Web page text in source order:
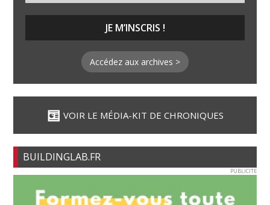
Accédez aux archives >
VOIR LE MÉDIA-KIT DE CHRONIQUES
BUILDINGLAB.FR
PUBLICITE